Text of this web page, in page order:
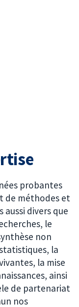
probantes
de méthodes et
divers que
le
non
la
la mise
ainsi
de partenariat
nos